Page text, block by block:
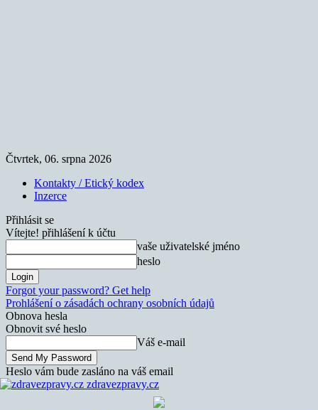
Čtvrtek, 06. srpna 2026
Kontakty / Etický kodex
Inzerce
Přihlásit se
Vítejte! přihlášení k účtu
vaše uživatelské jméno
heslo
Forgot your password? Get help
Prohlášení o zásadách ochrany osobních údajů
Obnova hesla
Obnovit své heslo
Váš e-mail
Heslo vám bude zasláno na váš email
zdravezpravy.cz